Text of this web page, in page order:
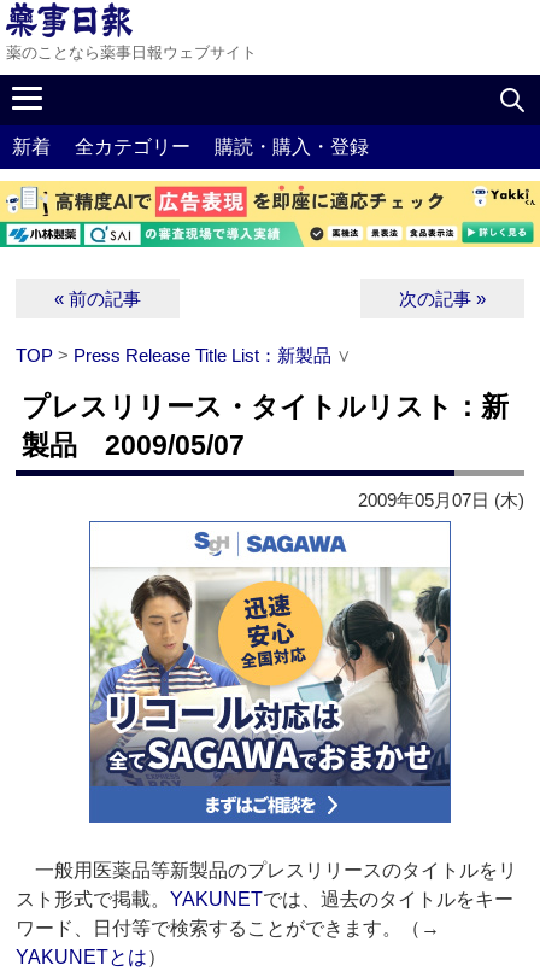
薬のことなら薬事日報ウェブサイト
新着 全カテゴリー 購読・購入・登録
« 前の記事 次の記事 »
TOP > Press Release Title List：新製品 ∨
プレスリリース・タイトルリスト：新
製品 2009/05/07
2009年05月07日 (木)
一般用医薬品等新製品のプレスリリースのタイトルをリ
スト形式で掲載。YAKUNETでは、過去のタイトルをキー
ワード、日付等で検索することができます。（→
YAKUNETとは）